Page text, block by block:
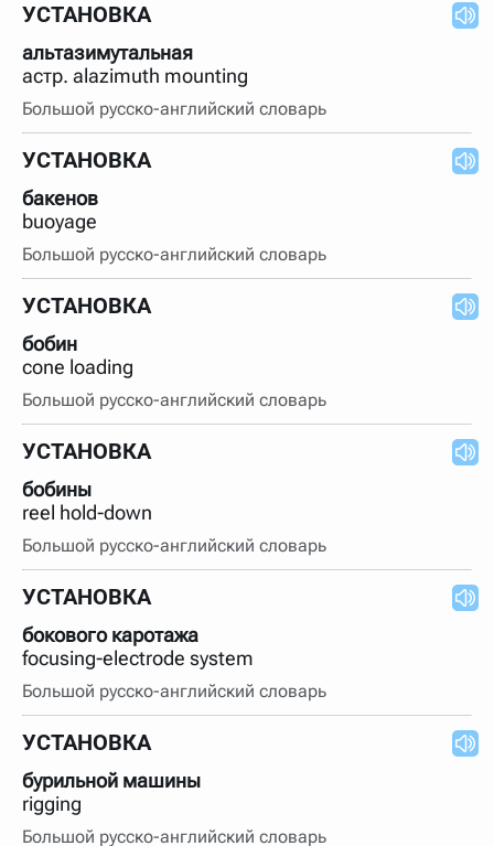
УСТАНОВКА
альтазимутальная
астр. alazimuth mounting
Большой русско-английский словарь
УСТАНОВКА
бакенов
buoyage
Большой русско-английский словарь
УСТАНОВКА
бобин
cone loading
Большой русско-английский словарь
УСТАНОВКА
бобины
reel hold-down
Большой русско-английский словарь
УСТАНОВКА
бокового каротажа
focusing-electrode system
Большой русско-английский словарь
УСТАНОВКА
бурильной машины
rigging
Большой русско-английский словарь